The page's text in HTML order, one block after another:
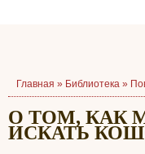
Главная » Библиотека »
О ТОМ, КАК
ИСКАТЬ